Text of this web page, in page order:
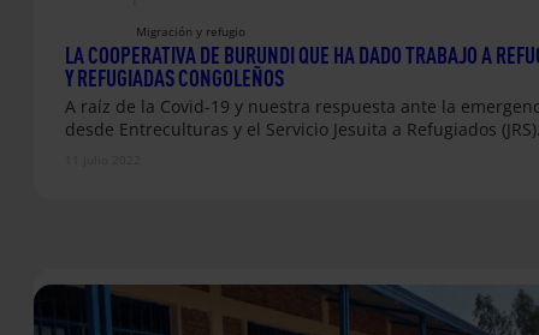
Migración y refugio
LA COOPERATIVA DE BURUNDI QUE HA DADO TRABAJO A
Y REFUGIADAS CONGOLEÑOS
A raíz de la Covid-19 y nuestra respuesta ante la
desde Entreculturas y el Servicio Jesuita a Refugiados